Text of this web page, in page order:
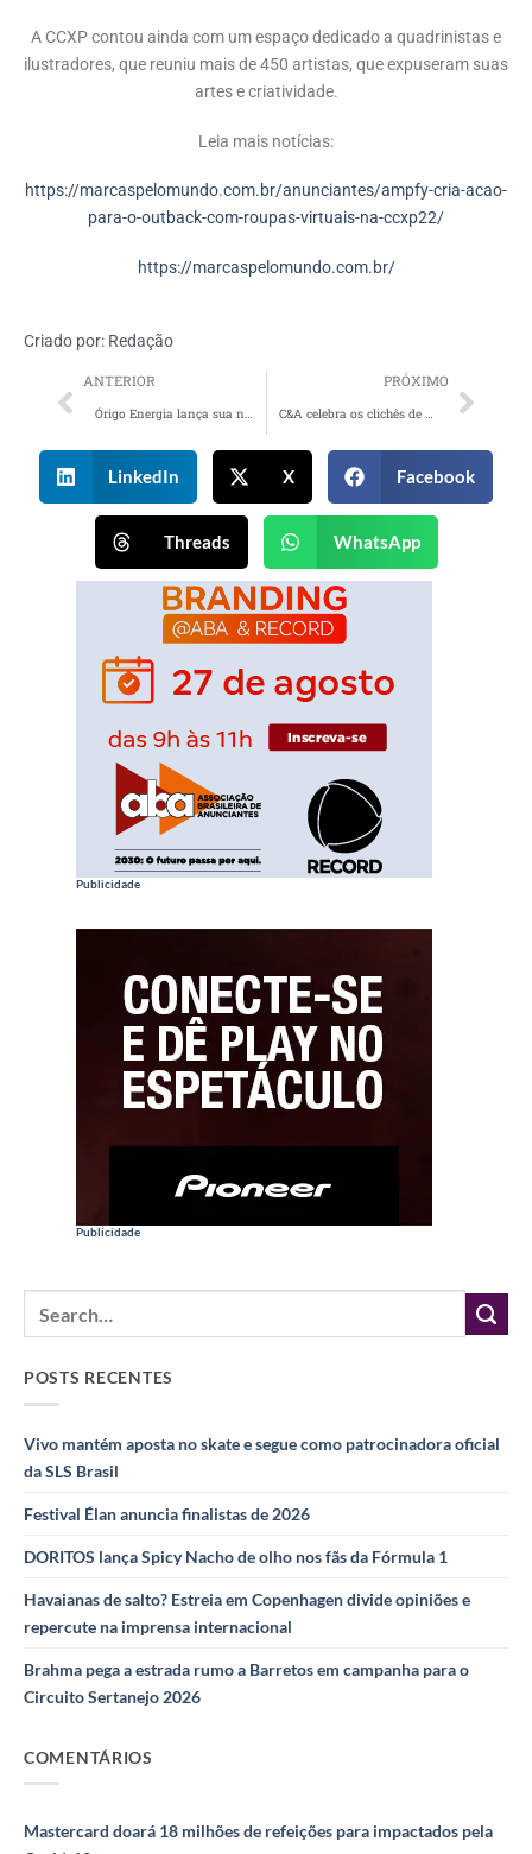
A CCXP contou ainda com um espaço dedicado a quadrinistas e
ilustradores, que reuniu mais de 450 artistas, que expuseram suas
artes e criatividade.
Leia mais notícias:
https://marcaspelomundo.com.br/anunciantes/ampfy-cria-acao-
para-o-outback-com-roupas-virtuais-na-ccxp22/
https://marcaspelomundo.com.br/
Criado por: Redação
ANTERIOR PRÓXIMO
LinkedIn X Facebook
Threads WhatsApp
Publicidade
Publicidade
POSTS RECENTES
Vivo mantém aposta no skate e segue como patrocinadora oficial
da SLS Brasil
Festival Élan anuncia finalistas de 2026
DORITOS lança Spicy Nacho de olho nos fãs da Fórmula 1
Havaianas de salto? Estreia em Copenhagen divide opiniões e
repercute na imprensa internacional
Brahma pega a estrada rumo a Barretos em campanha para o
Circuito Sertanejo 2026
COMENTÁRIOS
Mastercard doará 18 milhões de refeições para impactados pela